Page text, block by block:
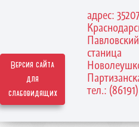
Версия сайта
для
слабовидящих
адрес:
станица
тел.: